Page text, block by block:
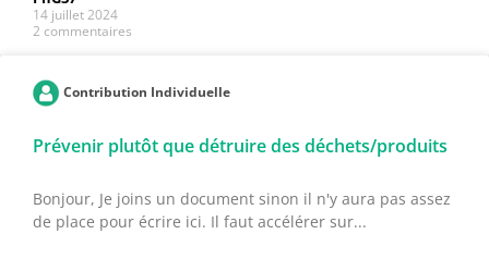
14 juillet 2024
2 commentaires
Contribution Individuelle
Prévenir plutôt que détruire des déchets/produits
Bonjour, Je joins un document sinon il n'y aura pas assez
de place pour écrire ici. Il faut accélérer sur...